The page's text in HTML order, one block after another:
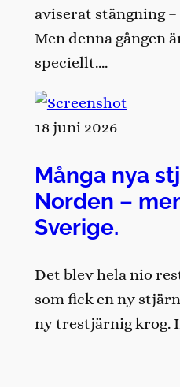
aviserat stängning
Men denna gången
speciellt….
18 juni 2026
Många nya
Norden –
Sverige.
Det blev hela nio
som fick en ny
ny trestjärnig krog.